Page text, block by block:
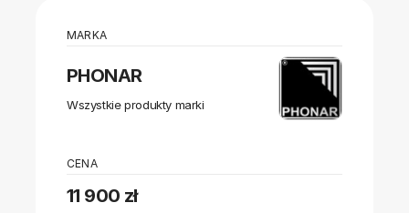
MARKA
PHONAR
Wszystkie produkty marki
CENA
11 900 zł